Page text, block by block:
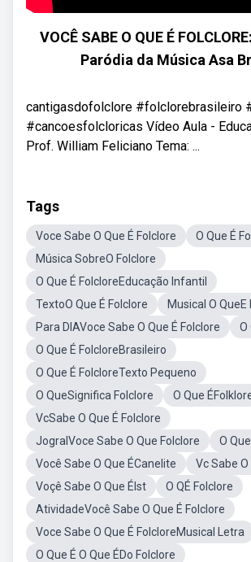
VOCÊ SABE O QUE É
Paródia da Música Asa
cantigasdofolclore #folclorebrasileiro
#cancoesfolcloricas Vídeo Aula -
Prof. William Feliciano Tema: ...
Tags
Voce Sabe O Que É Folclore
O Que É
Música SobreO Folclore
O Que É FolcloreEducação Infantil
TextoO Que É Folclore
Musical O QueE
Para DIAVoce Sabe O Que É Folclore
O
O Que É FolcloreBrasileiro
O Que É FolcloreTexto Pequeno
O QueSignifica Folclore
O Que
VcSabe O Que É Folclore
JogralVoce Sabe O Que Folclore
O
Você Sabe O Que ÉCanelite
Vc Sabe O
Voçê Sabe O Que ÉIst
O QÉ Folclore
AtividadeVocê Sabe O Que É Folclore
Voce Sabe O Que É FolcloreMusical Letra
O Que É O Que ÉDo Folclore